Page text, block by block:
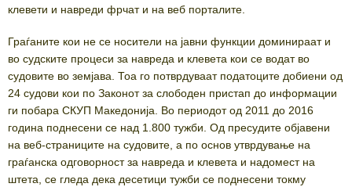
клевети и навреди фрчат и на веб порталите.
Граѓаните кои не се носители на јавни функции доминираат и
во судските процеси за навреда и клевета кои се водат во
судовите во земјава. Тоа го потврдуваат податоците добиени од
24 судови кои по Законот за слободен пристап до информации
ги побара СКУП Македонија. Во периодот од 2011 до 2016
година поднесени се над 1.800 тужби. Од пресудите објавени
на веб-страниците на судовите, а по основ утврдување на
граѓанска одговорност за навреда и клевета и надомест на
штета, се гледа дека десетици тужби се поднесени токму